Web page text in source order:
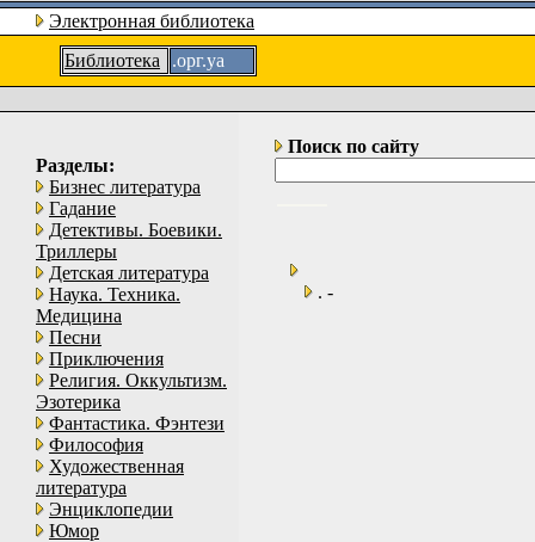
Электронная библиотека
Библиотека
.орг.уа
Разделы:
Бизнес литература
Гадание
Детективы. Боевики.
Триллеры
Детская литература
Наука. Техника.
Медицина
Песни
Приключения
Религия. Оккультизм.
Эзотерика
Фантастика. Фэнтези
Философия
Художественная
литература
Энциклопедии
Юмор
Поиск по сайту
. -